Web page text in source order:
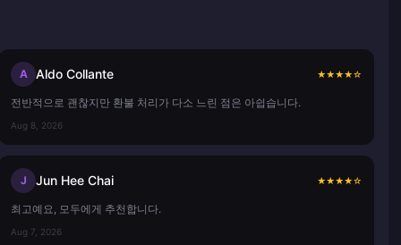
A Aldo Collante ★★★★☆
전반적으로 괜찮지만 환불 처리가 다소 느린 점은 아쉽습니다.
Aug 8, 2026
J Jun Hee Chai ★★★★☆
최고예요, 모두에게 추천합니다.
Aug 7, 2026